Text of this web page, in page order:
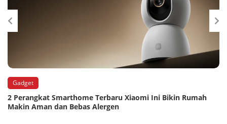
Gadget
2 Perangkat Smarthome Terbaru Xiaomi Ini Bikin Rumah
Makin Aman dan Bebas Alergen